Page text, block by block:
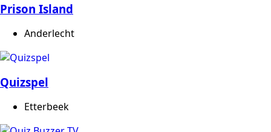
Prison Island
Anderlecht
Quizspel
Etterbeek